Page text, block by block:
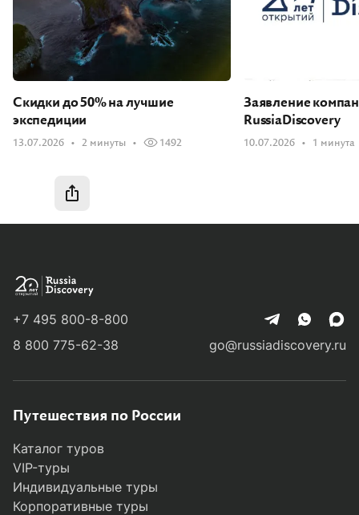
Скидки до 50% на лучшие
экспедиции
13.07.2026 2 минуты 1492
Заявление
RussiaDiscovery
10.07.2026 1 минута
+7 495 800-8-800
8 800 775-62-38
go@russiadiscovery.ru
Путешествия по России
Каталог туров
VIP-туры
Индивидуальные туры
Корпоративные туры